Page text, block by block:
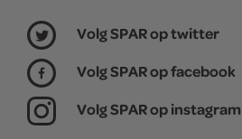
Volg SPAR op twitter
Volg SPAR op facebook
Volg SPAR op instagram